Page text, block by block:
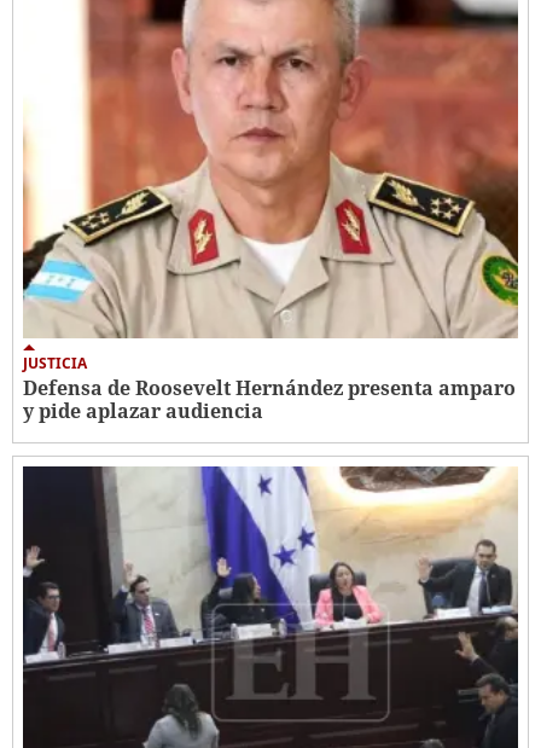
JUSTICIA
Defensa de Roosevelt Hernández presenta amparo
y pide aplazar audiencia